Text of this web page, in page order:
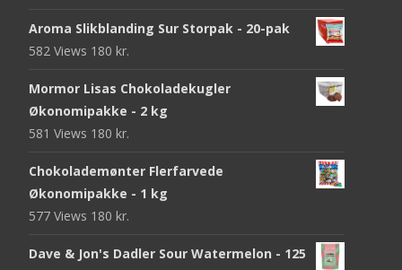
Aroma Slikblanding Sur Storpak - 20-pak
582 Views 180 kr.
Mormor Lisas Chokoladekugler
Økonomipakke - 2 kg
581 Views 180 kr.
Chokolademønter Flerfarvede
Økonomipakke - 1 kg
577 Views 180 kr.
Dave & Jon's Dadler Sour Watermelon - 125